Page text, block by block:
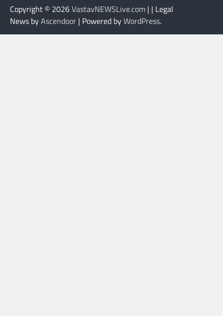
Copyright © 2026VastavNEWSLive.com | | Legal
News byAscendoor | Powered byWordPress.